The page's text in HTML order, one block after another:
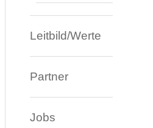
Leitbild/Werte
Partner
Jobs